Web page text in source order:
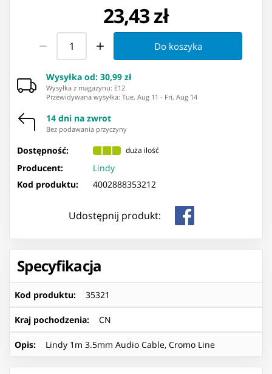
23,43 zł
Do koszyka
Wysyłka od: 30,99 zł
Wysyłka z magazynu: ⁨E12⁩
Przewidywana wysyłka: Tue, Aug 11 - Fri, Aug 14
14 dni na zwrot
Bez podawania przyczyny
Dostępność: duża ilość
Producent:
Lindy
Kod produktu:
4002888353212
Udostępnij produkt:
Specyfikacja
Kod produktu: 35321
Kraj pochodzenia: CN
Opis: Lindy 1m 3.5mm Audio Cable, Cromo Line